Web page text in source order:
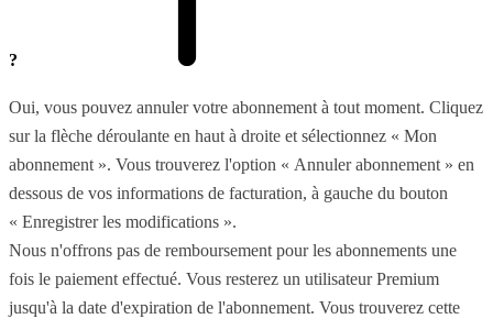
?
Oui, vous pouvez annuler votre abonnement à tout moment. Cliquez
sur la flèche déroulante en haut à droite et sélectionnez « Mon
abonnement ». Vous trouverez l'option « Annuler abonnement » en
dessous de vos informations de facturation, à gauche du bouton
« Enregistrer les modifications ».
Nous n'offrons pas de remboursement pour les abonnements une
fois le paiement effectué. Vous resterez un utilisateur Premium
jusqu'à la date d'expiration de l'abonnement. Vous trouverez cette